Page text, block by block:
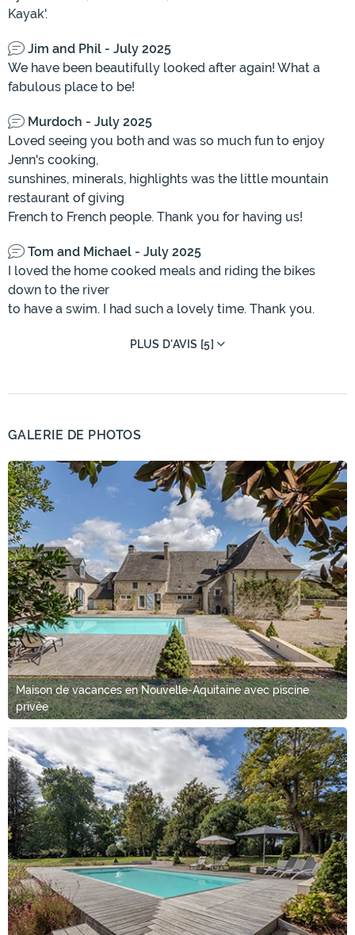
Kayak'.
Jim and Phil - July 2025
We have been beautifully looked after again! What a
fabulous place to be!
Murdoch - July 2025
Loved seeing you both and was so much fun to enjoy
Jenn's cooking,
sunshines, minerals, highlights was the little mountain
restaurant of giving
French to French people. Thank you for having us!
Tom and Michael - July 2025
I loved the home cooked meals and riding the bikes
down to the river
to have a swim. I had such a lovely time. Thank you.
PLUS D'AVIS [5]
GALERIE DE PHOTOS
Maison de vacances en Nouvelle-Aquitaine avec piscine
privée